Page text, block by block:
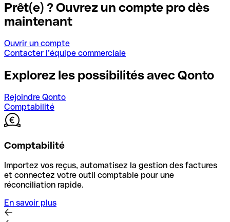
Prêt(e) ? Ouvrez un compte pro dès
maintenant
Ouvrir un compte
Contacter l’équipe commerciale
Explorez les possibilités avec Qonto
Rejoindre Qonto
Comptabilité
Comptabilité
Importez vos reçus, automatisez la gestion des factures
et connectez votre outil comptable pour une
réconciliation rapide.
En savoir plus